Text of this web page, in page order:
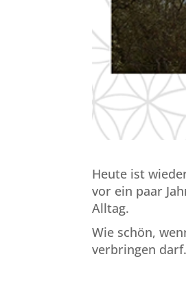
Heute ist
vor ein paar
Alltag.
Wie schön,
verbringen